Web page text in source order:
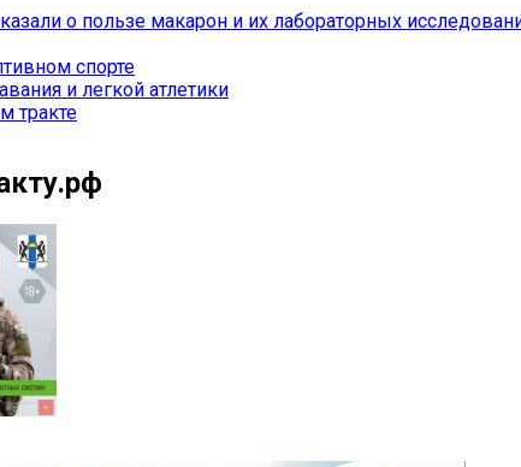
о пользе макарон и их лабораторных
спорте
и легкой атлетики
тракте